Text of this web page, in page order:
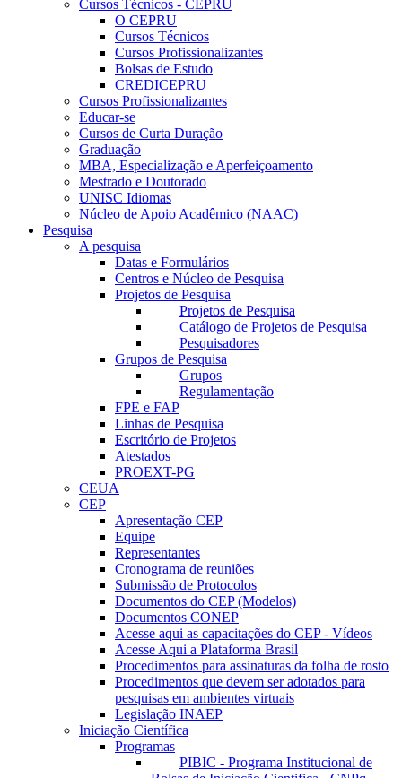
Cursos Técnicos - CEPRU
O CEPRU
Cursos Técnicos
Cursos Profissionalizantes
Bolsas de Estudo
CREDICEPRU
Cursos Profissionalizantes
Educar-se
Cursos de Curta Duração
Graduação
MBA, Especialização e Aperfeiçoamento
Mestrado e Doutorado
UNISC Idiomas
Núcleo de Apoio Acadêmico (NAAC)
Pesquisa
A pesquisa
Datas e Formulários
Centros e Núcleo de Pesquisa
Projetos de Pesquisa
Projetos de Pesquisa
Catálogo de Projetos de Pesquisa
Pesquisadores
Grupos de Pesquisa
Grupos
Regulamentação
FPE e FAP
Linhas de Pesquisa
Escritório de Projetos
Atestados
PROEXT-PG
CEUA
CEP
Apresentação CEP
Equipe
Representantes
Cronograma de reuniões
Submissão de Protocolos
Documentos do CEP (Modelos)
Documentos CONEP
Acesse aqui as capacitações do CEP - Vídeos
Acesse Aqui a Plataforma Brasil
Procedimentos para assinaturas da folha de rosto
Procedimentos que devem ser adotados para
pesquisas em ambientes virtuais
Legislação INAEP
Iniciação Científica
Programas
PIBIC - Programa Institucional de